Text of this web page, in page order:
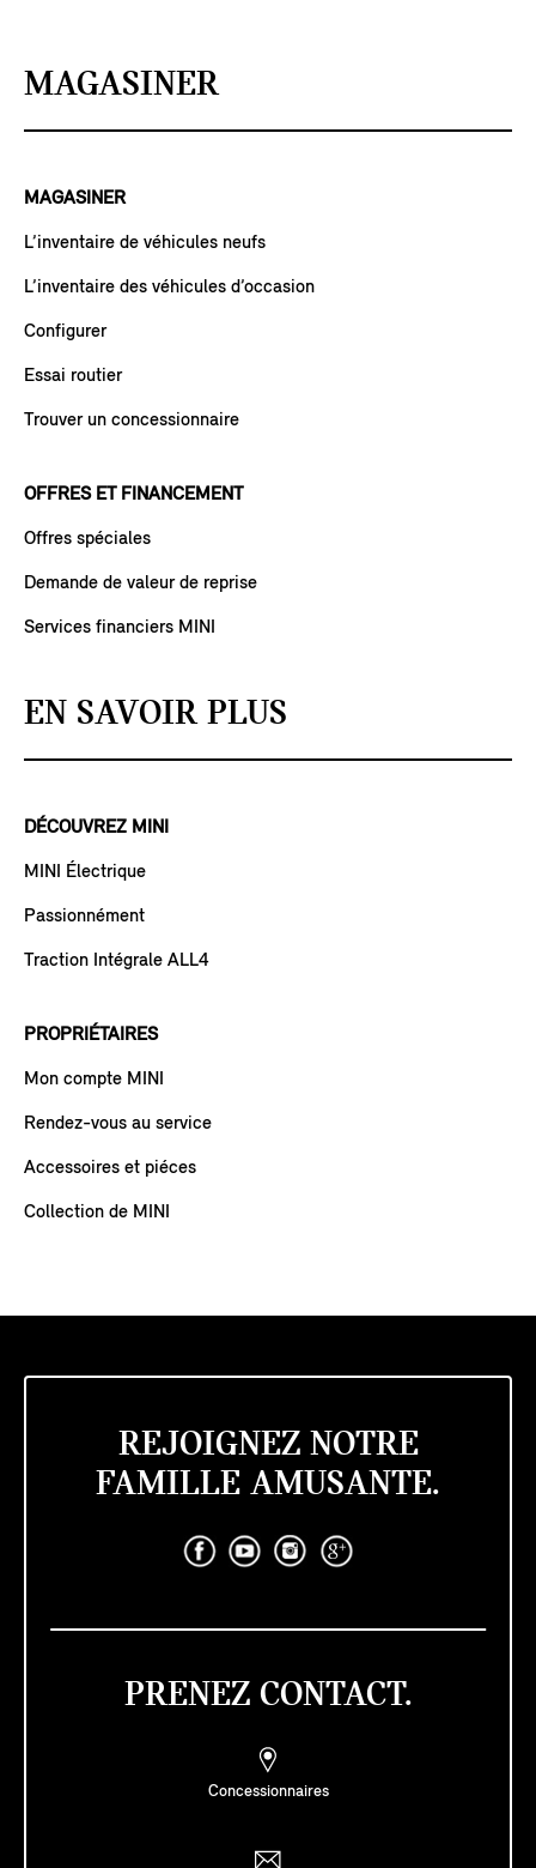
MAGASINER
MAGASINER
L’inventaire de véhicules neufs
L’inventaire des véhicules d’occasion
Configurer
Essai routier
Trouver un concessionnaire
OFFRES ET FINANCEMENT
Offres spéciales
Demande de valeur de reprise
Services financiers MINI
EN SAVOIR PLUS
DÉCOUVREZ MINI
MINI Électrique
Passionnément
Traction Intégrale ALL4
PROPRIÉTAIRES
Mon compte MINI
Rendez-vous au service
Accessoires et piéces
Collection de MINI
REJOIGNEZ NOTRE
FAMILLE AMUSANTE.
PRENEZ CONTACT.
Concessionnaires